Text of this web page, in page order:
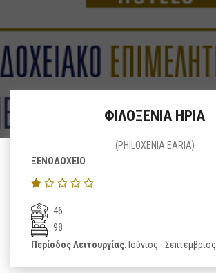
ΦΙΛΟΞΕΝΙΑ ΗΡΙΑ
(PHILOXENIA EARIA)
ΞΕΝΟΔΟΧΕΙΟ
46
98
Περίοδος Λειτουργίας: Ιούνιος - Σεπτέμβριος